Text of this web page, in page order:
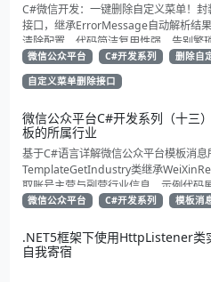
C#微信开发：一键删除自定义菜单！
接口，继承ErrorMessage自动解析结
清除配置。代码简洁复用性强，告别
取状态。适合动态管理公众号的开发者
微信公众平台 C#开发系列 删除自
自定义菜单删除接口
微信公众平台C#开发系列（十三
板的所属行业
基于C#语言详解微信公众平台模板消
TemplateGetIndustry类继承
取账号主营与副营行业信息。示例代码
与second_class数据，为开发者提供合
微信公众平台 C#开发系列 模板消
.NET5框架下使用HttpListener
自我寄宿